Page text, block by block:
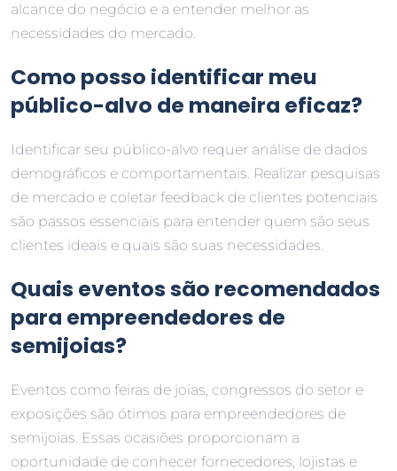
alcance do negócio e a entender melhor as
necessidades do mercado.
Como posso identificar meu
público-alvo de maneira eficaz?
Identificar seu público-alvo requer análise de dados
demográficos e comportamentais. Realizar pesquisas
de mercado e coletar feedback de clientes potenciais
são passos essenciais para entender quem são seus
clientes ideais e quais são suas necessidades.
Quais eventos são recomendados
para empreendedores de
semijoias?
Eventos como feiras de joias, congressos do setor e
exposições são ótimos para empreendedores de
semijoias. Essas ocasiões proporcionam a
oportunidade de conhecer fornecedores, lojistas e